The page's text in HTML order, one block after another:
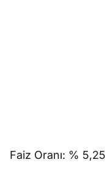
Faiz Oranı: % 5,25